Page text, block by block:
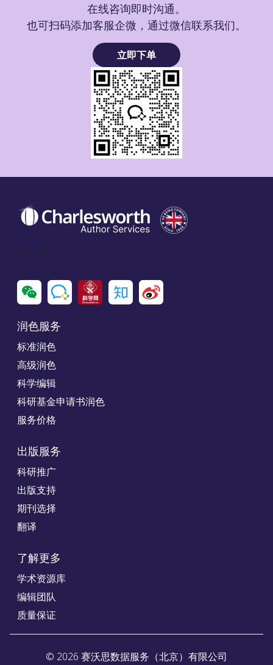
在线咨询即时沟通。
也可扫码添加客服企微，通过微信联系我们。
立即下单
Social Icon
润色服务
标准润色
高级润色
科学编辑
科研基金申请书润色
服务价格
出版服务
科研推广
出版支持
期刊选择
翻译
了解更多
学术资源库
编辑团队
质量保证
© 2026 赛沃思数据服务（北京）有限公司